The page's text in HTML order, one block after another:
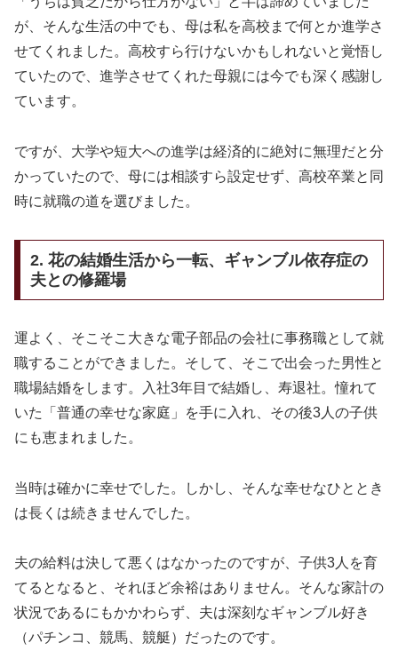
が、そんな生活の中でも、母は私を高校まで何とか進学さ
せてくれました。高校すら行けないかもしれないと覚悟し
ていたので、進学させてくれた母親には今でも深く感謝し
ています。
ですが、大学や短大への進学は経済的に絶対に無理だと分
かっていたので、母には相談すら設定せず、高校卒業と同
時に就職の道を選びました。
2. 花の結婚生活から一転、ギャンブル依存症の
夫との修羅場
運よく、そこそこ大きな電子部品の会社に事務職として就
職することができました。そして、そこで出会った男性と
職場結婚をします。入社3年目で結婚し、寿退社。憧れて
いた「普通の幸せな家庭」を手に入れ、その後3人の子供
にも恵まれました。
当時は確かに幸せでした。しかし、そんな幸せなひととき
は長くは続きませんでした。
夫の給料は決して悪くはなかったのですが、子供3人を育
てるとなると、それほど余裕はありません。そんな家計の
状況であるにもかかわらず、夫は深刻なギャンブル好き
（パチンコ、競馬、競艇）だったのです。